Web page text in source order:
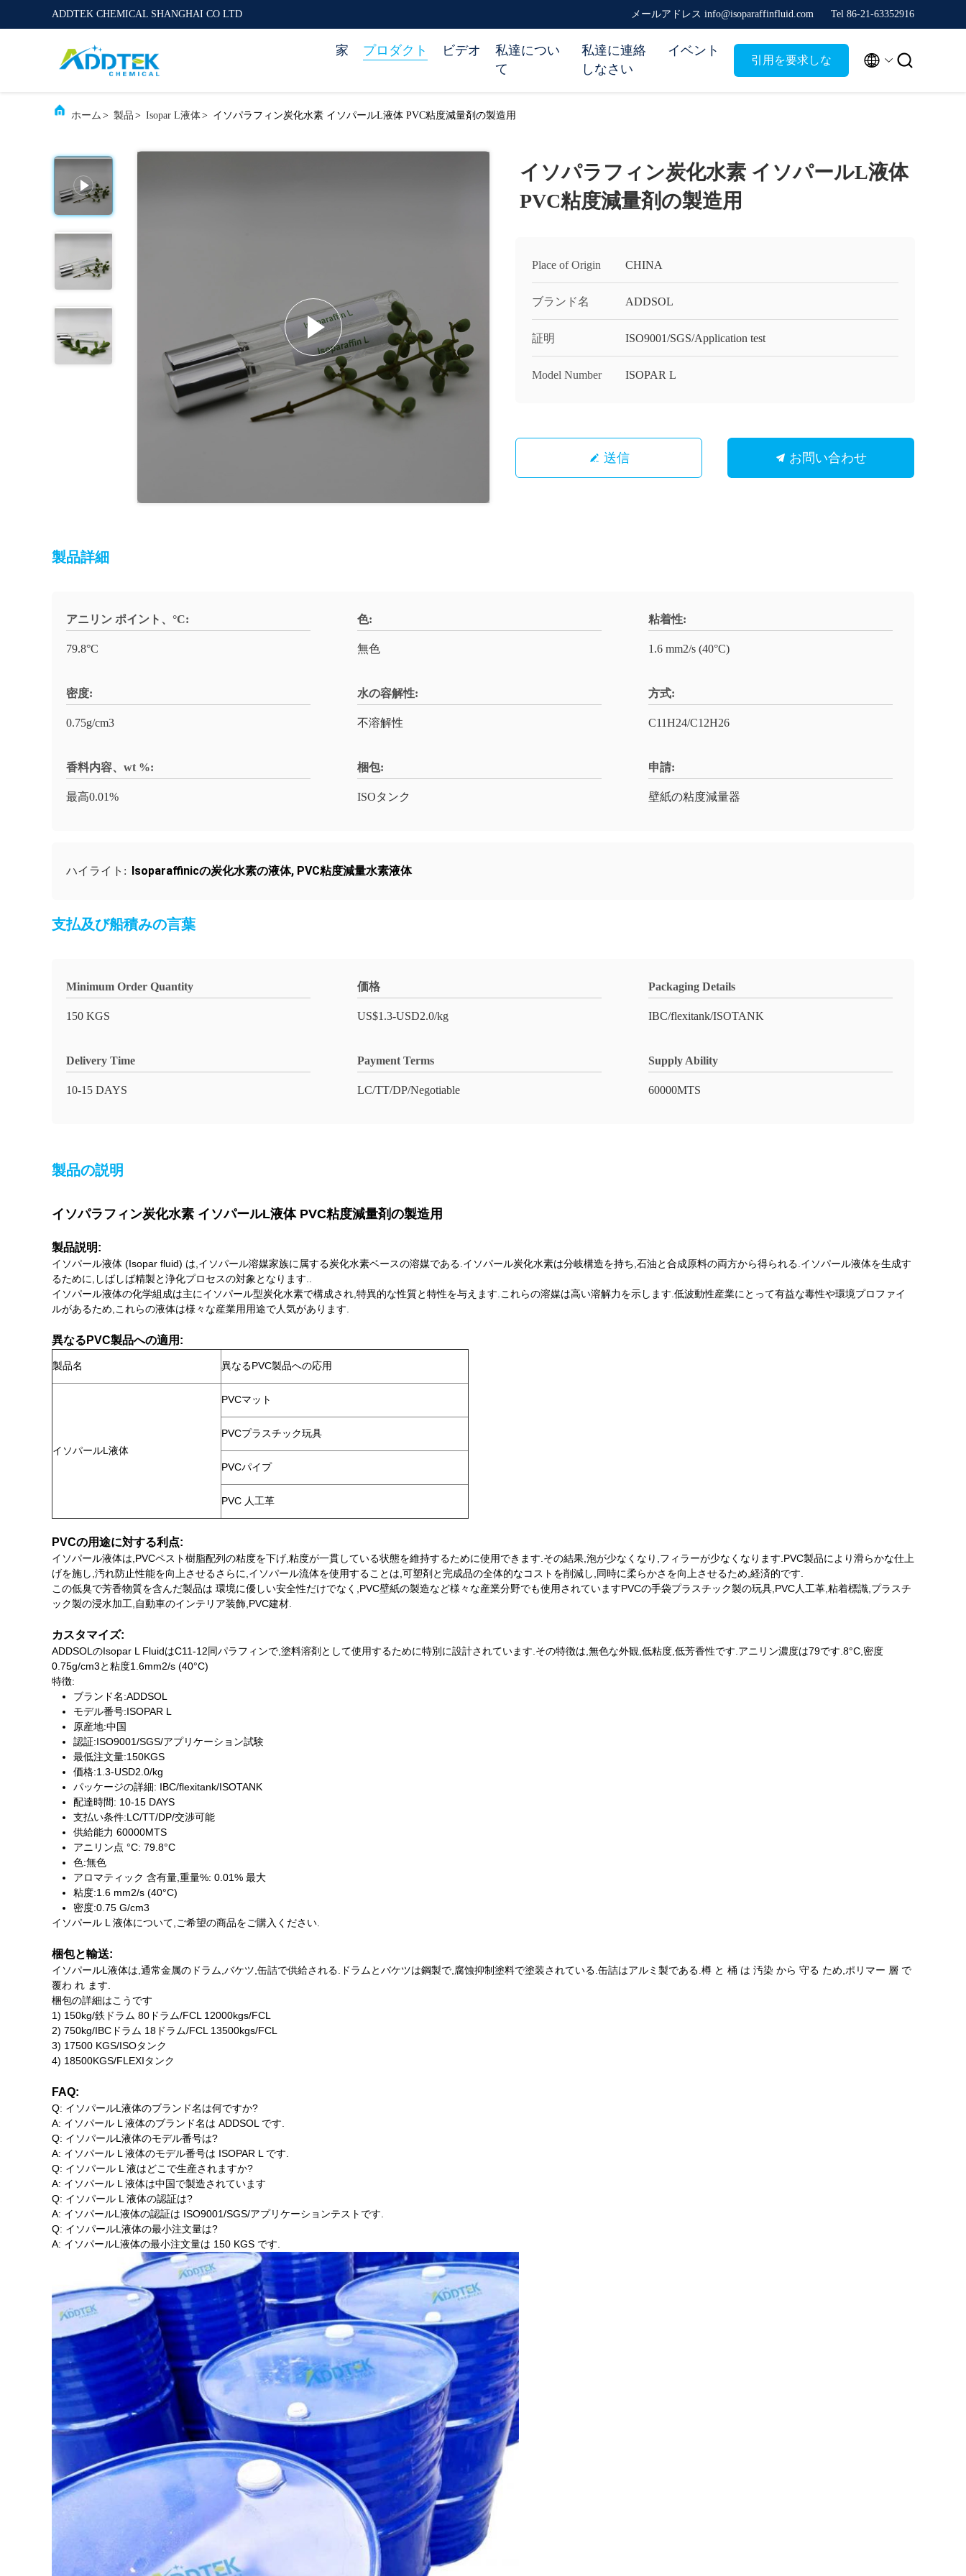
ADDTEK CHEMICAL SHANGHAI CO LTD メールアドレス info@isoparaffinfluid.com Tel 86-21-63352916
家 プロダクト ビデオ
私達につい
て
私達に連絡
しなさい
イベント
引用を要求しな  
ホーム > 製品 > Isopar L液体> イソパラフィン炭化水素 イソパールL液体 PVC粘度減量剤の製造用
イソパラフィン炭化水素 イソパールL液体
PVC粘度減量剤の製造用
Place of Origin CHINA
ブランド名 ADDSOL
証明 ISO9001/SGS/Application test
Model Number ISOPAR L
送信 お問い合わせ
製品詳細
アニリン ポイント、°C:
79.8°C
色:
無色
粘着性:
1.6 mm2/s (40°C)
密度:
0.75g/cm3
水の容解性:
不溶解性
方式:
C11H24/C12H26
香料内容、wt %:
最高0.01%
梱包:
ISOタンク
申請:
壁紙の粘度減量器
ハイライト: Isoparaffinicの炭化水素の液体, PVC粘度減量水素液体
支払及び船積みの言葉
Minimum Order Quantity
150 KGS
価格
US$1.3-USD2.0/kg
Packaging Details
IBC/flexitank/ISOTANK
Delivery Time
10-15 DAYS
Payment Terms
LC/TT/DP/Negotiable
Supply Ability
60000MTS
製品の説明
イソパラフィン炭化水素 イソパールL液体 PVC粘度減量剤の製造用
製品説明:
イソパール液体 (Isopar fluid) は,イソパール溶媒家族に属する炭化水素ベースの溶媒である.イソパール炭化水素は分岐構造を持ち,石油と合成原料の両方から得られる.イソパール液体を生成す
るために,しばしば精製と浄化プロセスの対象となります..
イソパール液体の化学組成は主にイソパール型炭化水素で構成され,特異的な性質と特性を与えます.これらの溶媒は高い溶解力を示します.低波動性産業にとって有益な毒性や環境プロファイ
ルがあるため,これらの液体は様々な産業用用途で人気があります.
異なるPVC製品への適用:
製品名 異なるPVC製品への応用
イソパールL液体
PVCマット
PVCプラスチック玩具
PVCパイプ
PVC 人工革
PVCの用途に対する利点:
イソパール液体は,PVCペスト樹脂配列の粘度を下げ,粘度が一貫している状態を維持するために使用できます.その結果,泡が少なくなり,フィラーが少なくなります.PVC製品により滑らかな仕上
げを施し,汚れ防止性能を向上させるさらに,イソパール流体を使用することは,可塑剤と完成品の全体的なコストを削減し,同時に柔らかさを向上させるため,経済的です.
この低臭で芳香物質を含んだ製品は 環境に優しい安全性だけでなく,PVC壁紙の製造など様々な産業分野でも使用されていますPVCの手袋プラスチック製の玩具,PVC人工革,粘着標識,プラスチ
ック製の浸水加工,自動車のインテリア装飾,PVC建材.
カスタマイズ:
ADDSOLのIsopar L FluidはC11-12同パラフィンで,塗料溶剤として使用するために特別に設計されています.その特徴は,無色な外観,低粘度,低芳香性です.アニリン濃度は79です.8°C,密度
0.75g/cm3と粘度1.6mm2/s (40°C)
特徴:
ブランド名:ADDSOL
モデル番号:ISOPAR L
原産地:中国
認証:ISO9001/SGS/アプリケーション試験
最低注文量:150KGS
価格:1.3-USD2.0/kg
パッケージの詳細: IBC/flexitank/ISOTANK
配達時間: 10-15 DAYS
支払い条件:LC/TT/DP/交渉可能
供給能力 60000MTS
アニリン点 °C: 79.8°C
色:無色
アロマティック 含有量,重量%: 0.01% 最大
粘度:1.6 mm2/s (40°C)
密度:0.75 G/cm3
イソパール L 液体について,ご希望の商品をご購入ください.
梱包と輸送:
イソパールL液体は,通常金属のドラム,バケツ,缶詰で供給される.ドラムとバケツは鋼製で,腐蚀抑制塗料で塗装されている.缶詰はアルミ製である.樽 と 桶 は 汚染 から 守る ため,ポリマー 層 で
覆わ れ ます.
梱包の詳細はこうです
1) 150kg/鉄ドラム 80ドラム/FCL 12000kgs/FCL
2) 750kg/IBCドラム 18ドラム/FCL 13500kgs/FCL
3) 17500 KGS/ISOタンク
4) 18500KGS/FLEXIタンク
FAQ:
Q: イソパールL液体のブランド名は何ですか?
A: イソパール L 液体のブランド名は ADDSOL です.
Q: イソパールL液体のモデル番号は?
A: イソパール L 液体のモデル番号は ISOPAR L です.
Q: イソパール L 液はどこで生産されますか?
A: イソパール L 液体は中国で製造されています
Q: イソパール L 液体の認証は?
A: イソパールL液体の認証は ISO9001/SGS/アプリケーションテストです.
Q: イソパールL液体の最小注文量は?
A: イソパールL液体の最小注文量は 150 KGS です.